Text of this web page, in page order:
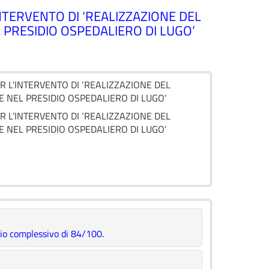
DI ‘REALIZZAZIONE DEL
OSPEDALIERO DI LUGO’
DI ‘REALIZZAZIONE DEL
PRESIDIO OSPEDALIERO DI LUGO’
DI ‘REALIZZAZIONE DEL
PRESIDIO OSPEDALIERO DI LUGO’
complessivo di 84/100.